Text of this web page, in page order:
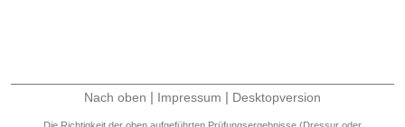
Nach oben | Impressum | Desktopversion